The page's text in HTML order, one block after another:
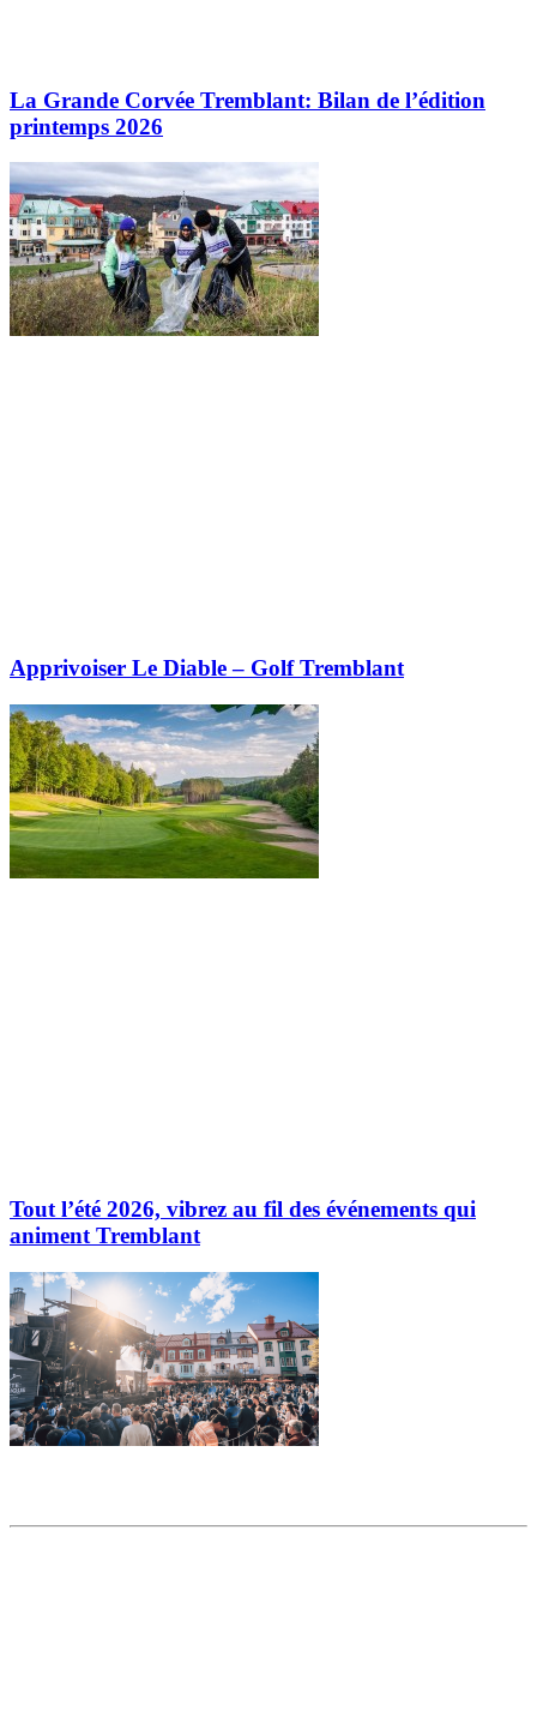
La Grande Corvée Tremblant: Bilan de l’édition
printemps 2026
Apprivoiser Le Diable – Golf Tremblant
Tout l’été 2026, vibrez au fil des événements qui
animent Tremblant